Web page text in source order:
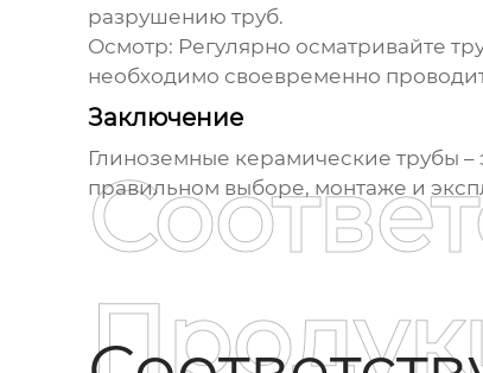
разрушению труб.
Осмотр: Регулярно осматривайте
необходимо своевременно
Заключение
Глиноземные керамические трубы –
правильном выборе, монтаже и